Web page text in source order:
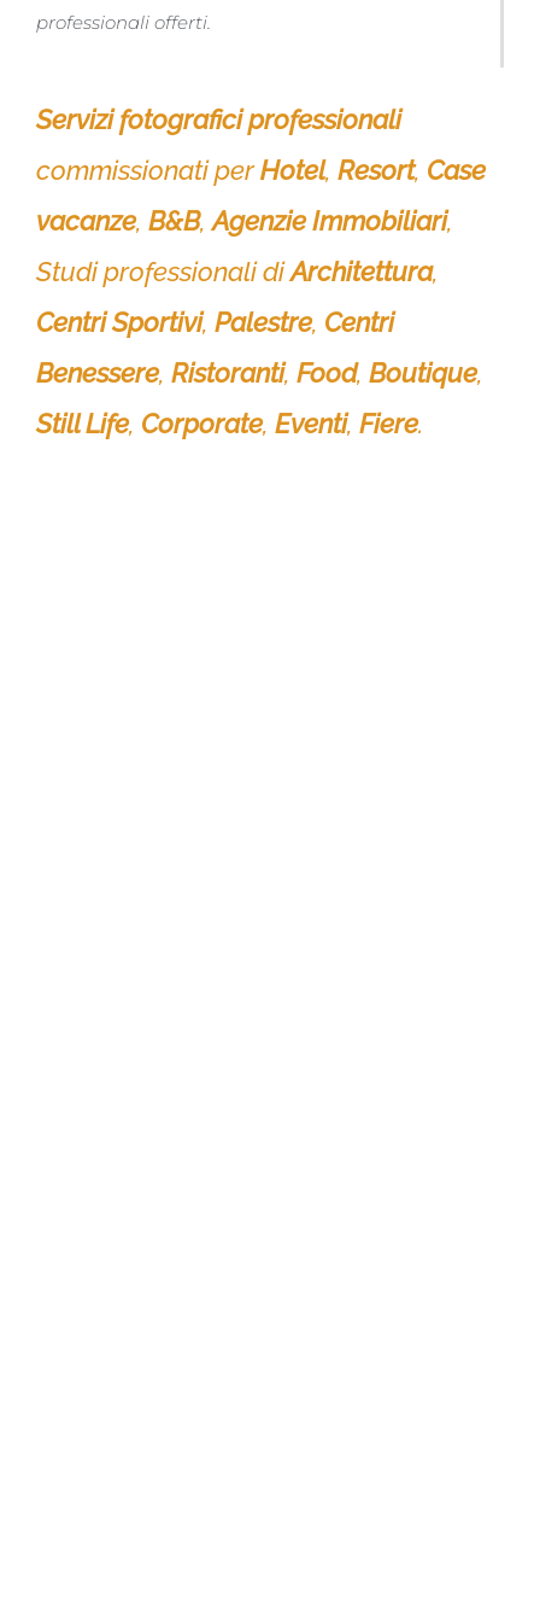
professionali offerti.
Servizi fotografici professionali
commissionati perHotel, Resort, Case
vacanze, B&B,Agenzie Immobiliari,
Studi professionali diArchitettura,
Centri Sportivi, Palestre, Centri
Benessere, Ristoranti, Food, Boutique,
Still Life, Corporate, Eventi, Fiere.